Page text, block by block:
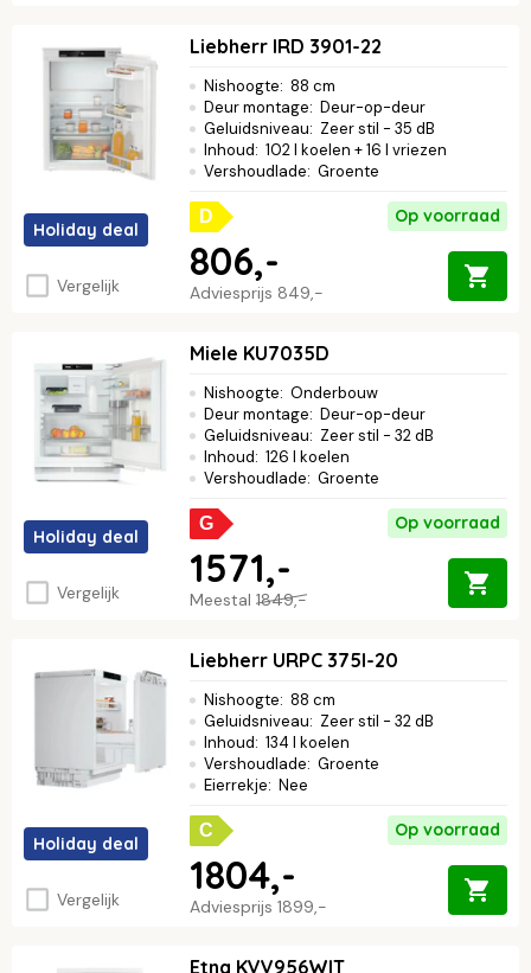
Holiday deal
Vergelijk
Liebherr IRD 3901-22
Nishoogte: 88 cm
Deur montage: Deur-op-deur
Geluidsniveau: Zeer stil - 35 dB
Inhoud: 102 l koelen + 16 l vriezen
Vershoudlade: Groente
D Op voorraad
Adviesprijs 849,-
806,-
Holiday deal
Vergelijk
Miele KU7035D
Nishoogte: Onderbouw
Deur montage: Deur-op-deur
Geluidsniveau: Zeer stil - 32 dB
Inhoud: 126 l koelen
Vershoudlade: Groente
G Op voorraad
Meestal 1849,-
1571,-
Holiday deal
Vergelijk
Liebherr URPC 375I-20
Nishoogte: 88 cm
Geluidsniveau: Zeer stil - 32 dB
Inhoud: 134 l koelen
Vershoudlade: Groente
Eierrekje: Nee
C Op voorraad
Adviesprijs 1899,-
1804,-
Etna KVV956WIT